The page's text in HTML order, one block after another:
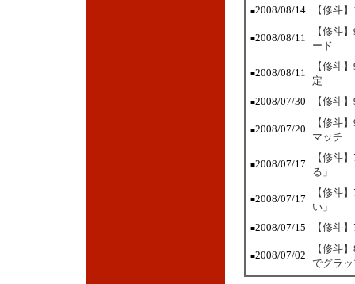
■2008/08/14 【修斗
■2008/08/11
【修斗
ード
■2008/08/11
【修斗
定
■2008/07/30 【修斗
■2008/07/20
【修斗
マッチ
■2008/07/17
【修斗
る」
■2008/07/17
【修斗
い」
■2008/07/15 【修斗
■2008/07/02
【修斗
でグラ